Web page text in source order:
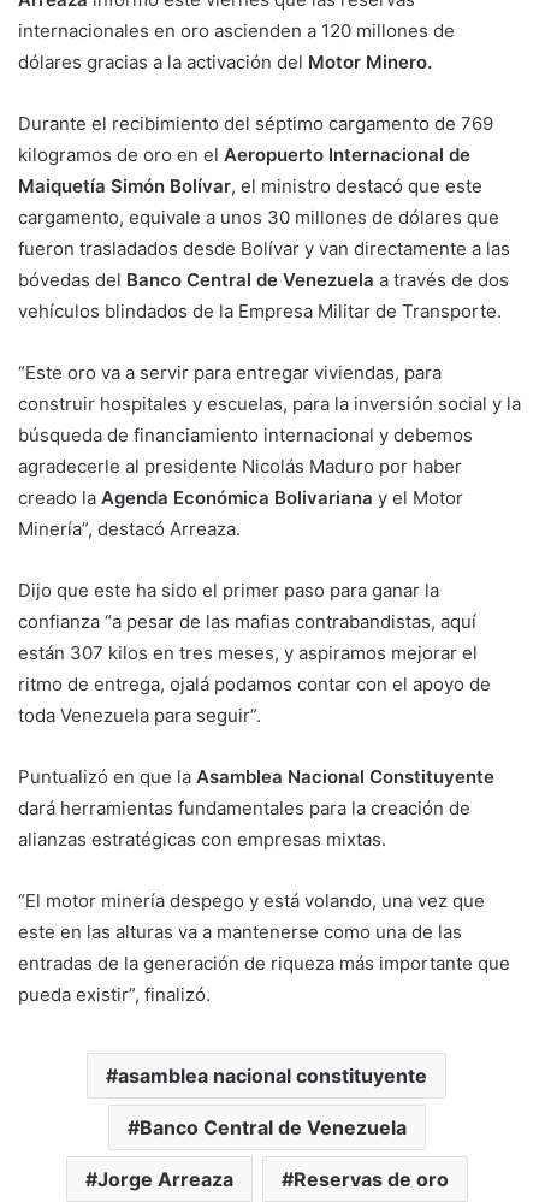
internacionales en oro ascienden a 120 millones de
dólares gracias a la activación del Motor Minero.
Durante el recibimiento del séptimo cargamento de 769
kilogramos de oro en el Aeropuerto Internacional de
Maiquetía Simón Bolívar, el ministro destacó que este
cargamento, equivale a unos 30 millones de dólares que
fueron trasladados desde Bolívar y van directamente a las
bóvedas del Banco Central de Venezuela a través de dos
vehículos blindados de la Empresa Militar de Transporte.
“Este oro va a servir para entregar viviendas, para
construir hospitales y escuelas, para la inversión social y la
búsqueda de financiamiento internacional y debemos
agradecerle al presidente Nicolás Maduro por haber
creado la Agenda Económica Bolivariana y el Motor
Minería”, destacó Arreaza.
Dijo que este ha sido el primer paso para ganar la
confianza “a pesar de las mafias contrabandistas, aquí
están 307 kilos en tres meses, y aspiramos mejorar el
ritmo de entrega, ojalá podamos contar con el apoyo de
toda Venezuela para seguir”.
Puntualizó en que la Asamblea Nacional Constituyente
dará herramientas fundamentales para la creación de
alianzas estratégicas con empresas mixtas.
“El motor minería despego y está volando, una vez que
este en las alturas va a mantenerse como una de las
entradas de la generación de riqueza más importante que
pueda existir”, finalizó.
asamblea nacional constituyente
Banco Central de Venezuela
Jorge Arreaza Reservas de oro